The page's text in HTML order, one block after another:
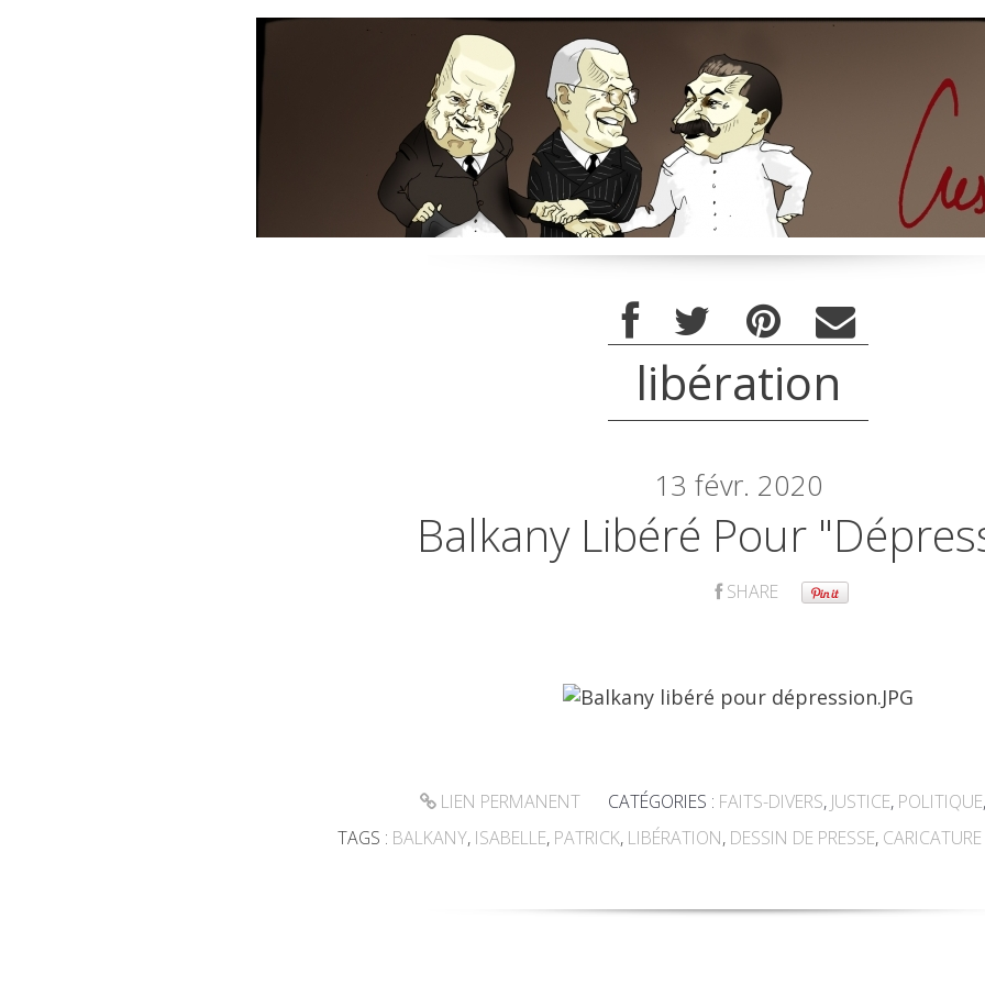
libération
13 févr. 2020
Balkany Libéré Pour
SHARE
LIEN PERMANENT CATÉGORIES : FAITS-DIVERS, JUSTICE, POLITIQUE,
TAGS : BALKANY, ISABELLE, PATRICK, LIBÉRATION, DESSIN DE PRESSE, CARICATURE